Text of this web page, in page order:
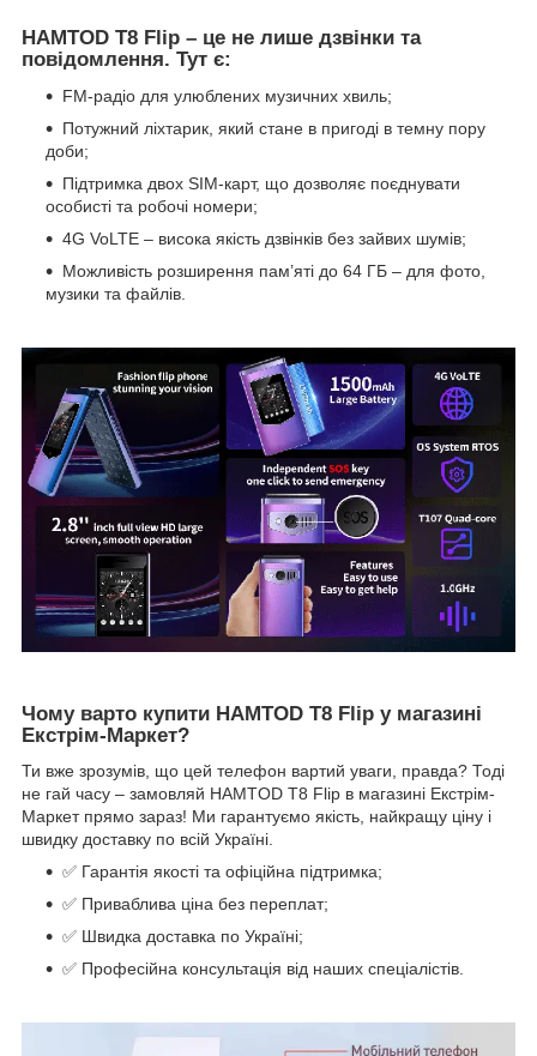
HAMTOD T8 Flip – це не лише дзвінки та
повідомлення. Тут є:
FM-радіо для улюблених музичних хвиль;
Потужний ліхтарик, який стане в пригоді в темну пору
доби;
Підтримка двох SIM-карт, що дозволяє поєднувати
особисті та робочі номери;
4G VoLTE – висока якість дзвінків без зайвих шумів;
Можливість розширення пам’яті до 64 ГБ – для фото,
музики та файлів.
Чому варто купити HAMTOD T8 Flip у магазині
Екстрім-Маркет?
Ти вже зрозумів, що цей телефон вартий уваги, правда? Тоді
не гай часу – замовляй HAMTOD T8 Flip в магазині Екстрім-
Маркет прямо зараз! Ми гарантуємо якість, найкращу ціну і
швидку доставку по всій Україні.
✅ Гарантія якості та офіційна підтримка;
✅ Приваблива ціна без переплат;
✅ Швидка доставка по Україні;
✅ Професійна консультація від наших спеціалістів.